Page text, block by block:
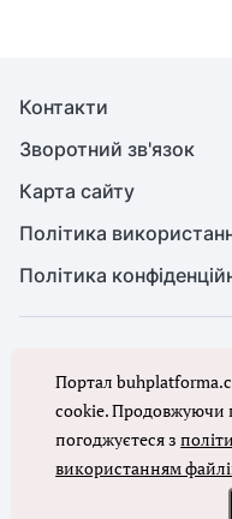
Контакти
Зворотний зв'язок
Карта сайту
Політика
Політика
Повне або часткове
цитування, публікація їх
письмового дозволу
Ми в соцмережах
Портал
cookie. Продовжуючи
погоджуєтеся з
використанням